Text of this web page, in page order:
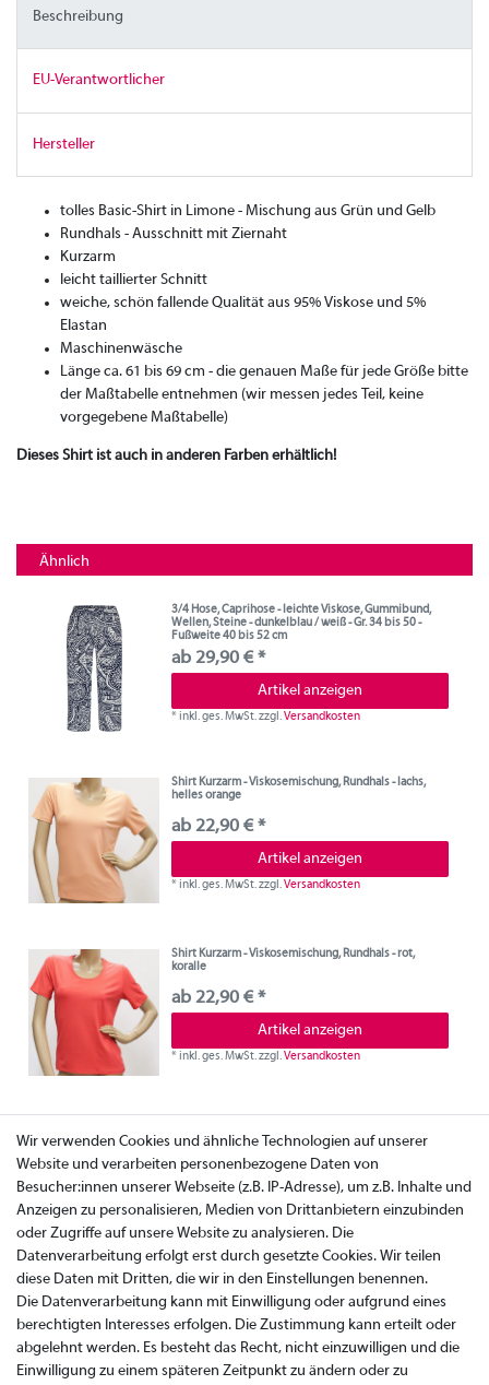
Beschreibung
EU-Verantwortlicher
Hersteller
tolles Basic-Shirt in Limone - Mischung aus Grün und Gelb
Rundhals - Ausschnitt mit Ziernaht
Kurzarm
leicht taillierter Schnitt
weiche, schön fallende Qualität aus 95% Viskose und 5%
Elastan
Maschinenwäsche
Länge ca. 61 bis 69 cm - die genauen Maße für jede Größe bitte
der Maßtabelle entnehmen (wir messen jedes Teil, keine
vorgegebene Maßtabelle)
Dieses Shirt ist auch in anderen Farben erhältlich!
Ähnlich
3/4 Hose, Caprihose - leichte Viskose, Gummibund,
Wellen, Steine - dunkelblau / weiß - Gr. 34 bis 50 -
Fußweite 40 bis 52 cm
ab 29,90 € *
Artikel anzeigen
*inkl. ges. MwSt.zzgl.Versandkosten
Shirt Kurzarm - Viskosemischung, Rundhals - lachs,
helles orange
ab 22,90 € *
Artikel anzeigen
*inkl. ges. MwSt.zzgl.Versandkosten
Shirt Kurzarm - Viskosemischung, Rundhals - rot,
koralle
ab 22,90 € *
Artikel anzeigen
*inkl. ges. MwSt.zzgl.Versandkosten
Wir verwenden Cookies und ähnliche Technologien auf unserer
Website und verarbeiten personenbezogene Daten von
Besucher:innen unserer Webseite (z.B. IP-Adresse), um z.B. Inhalte und
Anzeigen zu personalisieren, Medien von Drittanbietern einzubinden
oder Zugriffe auf unsere Website zu analysieren. Die
Datenverarbeitung erfolgt erst durch gesetzte Cookies. Wir teilen
diese Daten mit Dritten, die wir in den Einstellungen benennen.
Die Datenverarbeitung kann mit Einwilligung oder aufgrund eines
berechtigten Interesses erfolgen. Die Zustimmung kann erteilt oder
abgelehnt werden. Es besteht das Recht, nicht einzuwilligen und die
Einwilligung zu einem späteren Zeitpunkt zu ändern oder zu